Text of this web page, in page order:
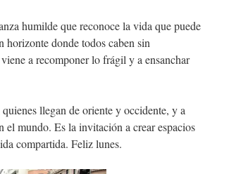
humilde que reconoce la vida que puede
horizonte donde todos caben sin
a recomponer lo frágil y a ensanchar
llegan de oriente y occidente, y a
el mundo. Es la invitación a crear espacios
compartida. Feliz lunes.